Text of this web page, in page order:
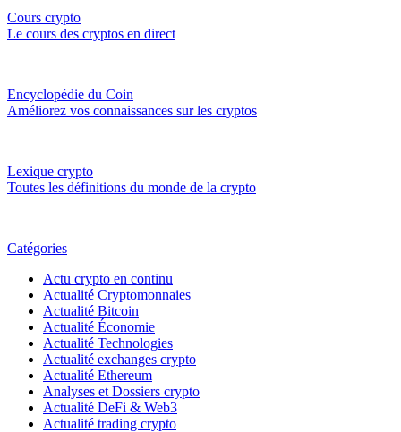
Cours crypto
Le cours des cryptos en direct
Encyclopédie du Coin
Améliorez vos connaissances sur les cryptos
Lexique crypto
Toutes les définitions du monde de la crypto
Catégories
Actu crypto en continu
Actualité Cryptomonnaies
Actualité Bitcoin
Actualité Économie
Actualité Technologies
Actualité exchanges crypto
Actualité Ethereum
Analyses et Dossiers crypto
Actualité DeFi & Web3
Actualité trading crypto